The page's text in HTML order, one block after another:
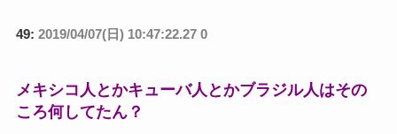
49: 2019/04/07(日) 10:47:22.27 0
メキシコ人とかキューバ人とかブラジル人はその
ころ何してたん？